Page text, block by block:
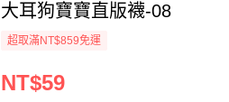
大耳狗寶寶直版襪-08
超取滿NT$859免運
NT$59